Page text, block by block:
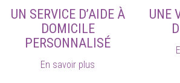
UN SERVICE D’AIDE À
DOMICILE
PERSONNALISÉ
En savoir plus
UNE